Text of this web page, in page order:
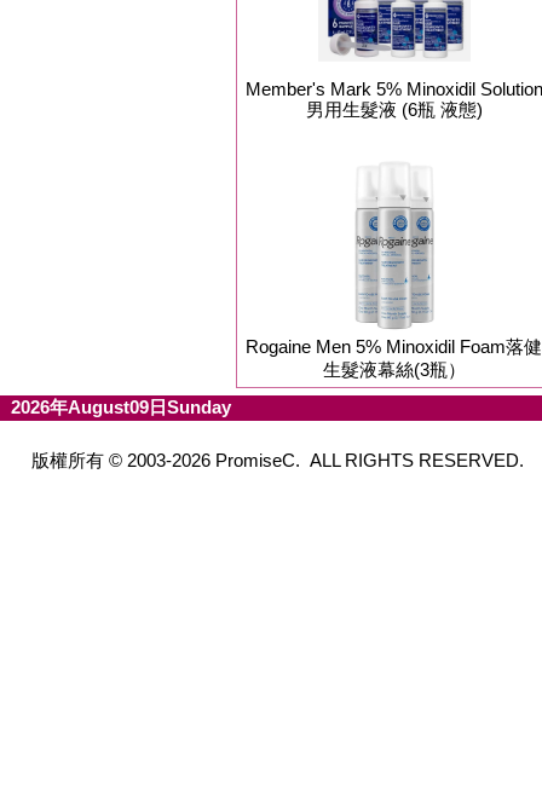
Member's Mark 5% Minoxidil Solution
男用生髮液 (6瓶 液態)
Rogaine Men 5% Minoxidil Foam落健
生髮液幕絲(3瓶）
2026年August09日Sunday
版權所有 © 2003-2026 PromiseC. ALL RIGHTS RESERVED.